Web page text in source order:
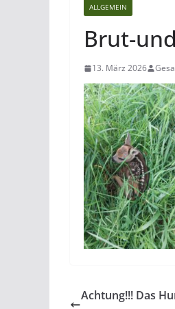
ALLGEMEIN
Brut-
13. März 2026
Achtung!!! Das